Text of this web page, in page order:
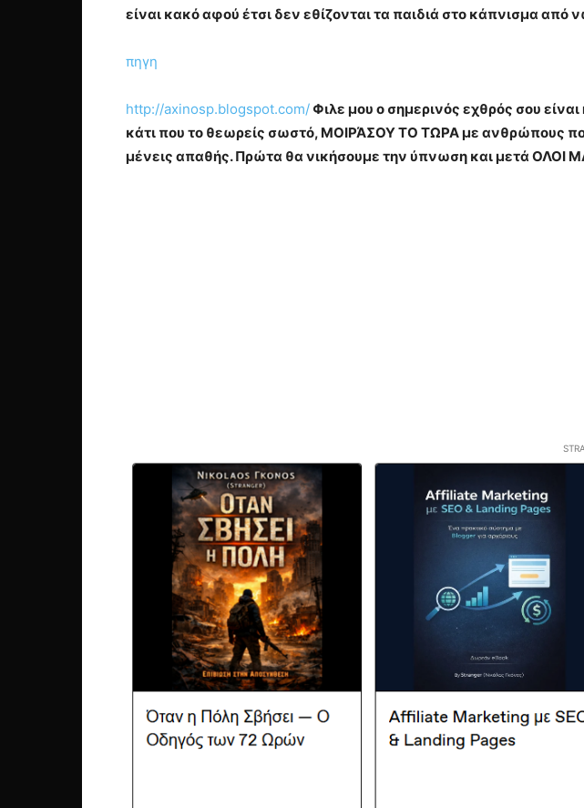
είναι κακό αφού έτσι δεν εθίζονται τα παιδιά στο κάπνισμα από
πηγη
http://axinosp.blogspot.com/ Φιλε μου ο σημερινός εχθρός σου
κάτι που το θεωρείς σωστό, ΜΟΙΡΆΣΟΥ ΤΟ ΤΩΡΑ με ανθρώπους
μένεις απαθής. Πρώτα θα νικήσουμε την ύπνωση και μετά ΟΛΟΙ